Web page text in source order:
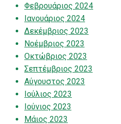
Φεβρουάριος 2024
Ιανουάριος 2024
Δεκέμβριος 2023
Νοέμβριος 2023
Οκτώβριος 2023
Σεπτέμβριος 2023
Αύγουστος 2023
Ιούλιος 2023
Ιούνιος 2023
Μάιος 2023